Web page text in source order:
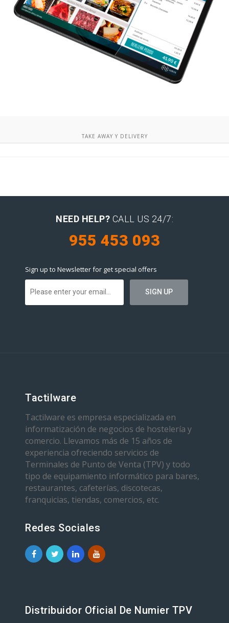
TAKE AWAY Y DELIVERY
NEED HELP? CALL US 24/7:
955 453 093
Sign up to Newsletter for get special offers
Tactilware
Tactilware es empresa especializada en
informatización de negocios de hostelería y
comercio. Llevamos más de 15 años de
experiencia ofreciendo servicios de
Terminales de Punto de Venta (TPV) y todo
tipo de equipamiento informático para bares,
restaurantes, cafeterías, discotecas,
franquicias, tiendas, comercios, etc.
Redes Sociales
Distribuidor Oficial De Numier TPV